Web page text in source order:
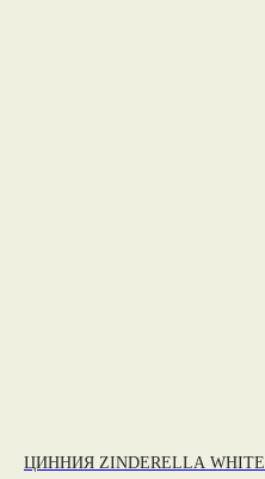
ЦИННИЯ ZINDERELLA WHITE